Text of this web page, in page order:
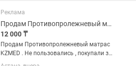
Реклама
Продам Противопролежневый матрас KZMED -
12 000 ₸
Продам Противопролежневый матрас
KZMED . Не пользовались , покупали за
16500 тенге. Продаю за 13000